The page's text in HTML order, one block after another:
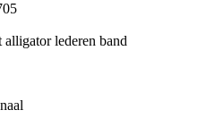
alligator lederen band